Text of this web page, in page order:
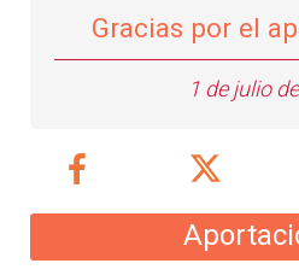
Gracias por el
1 de julio